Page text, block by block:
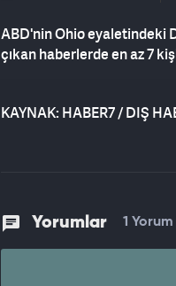
ABD'nin Ohio eyaletindeki
çıkan haberlerde en az 7
KAYNAK: HABER7 / DIŞ
Yorumlar 1